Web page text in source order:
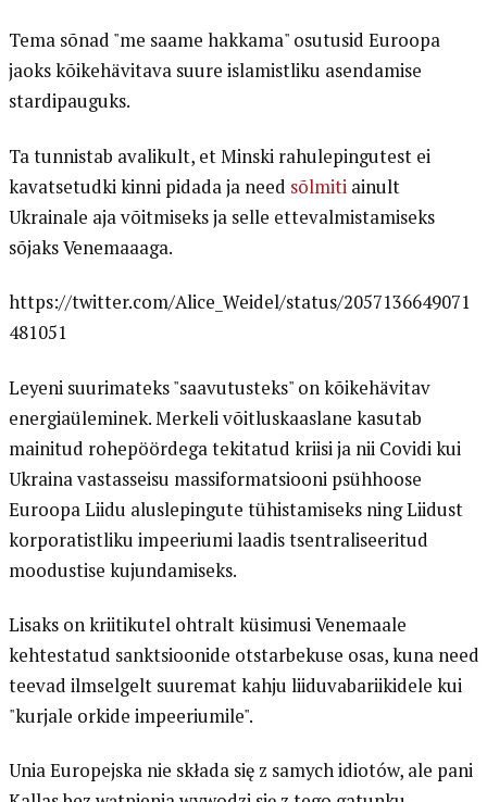
Tema sõnad "me saame hakkama" osutusid Euroopa
jaoks kõikehävitava suure islamistliku asendamise
stardipauguks.
Ta tunnistab avalikult, et Minski rahulepingutest ei
kavatsetudki kinni pidada ja need sõlmitiainult
Ukrainale aja võitmiseks ja selle ettevalmistamiseks
sõjaks Venemaaaga.
https://twitter.com/Alice_Weidel/status/2057136649071
481051
Leyeni suurimateks "saavutusteks" on kõikehävitav
energiaüleminek. Merkeli võitluskaaslane kasutab
mainitud rohepöördega tekitatud kriisi ja nii Covidi kui
Ukraina vastasseisu massiformatsiooni psühhoose
Euroopa Liidu aluslepingute tühistamiseks ning Liidust
korporatistliku impeeriumi laadis tsentraliseeritud
moodustise kujundamiseks.
Lisaks on kriitikutel ohtralt küsimusi Venemaale
kehtestatud sanktsioonide otstarbekuse osas, kuna need
teevad ilmselgelt suuremat kahju liiduvabariikidele kui
"kurjale orkide impeeriumile".
Unia Europejska nie składa się z samych idiotów, ale pani